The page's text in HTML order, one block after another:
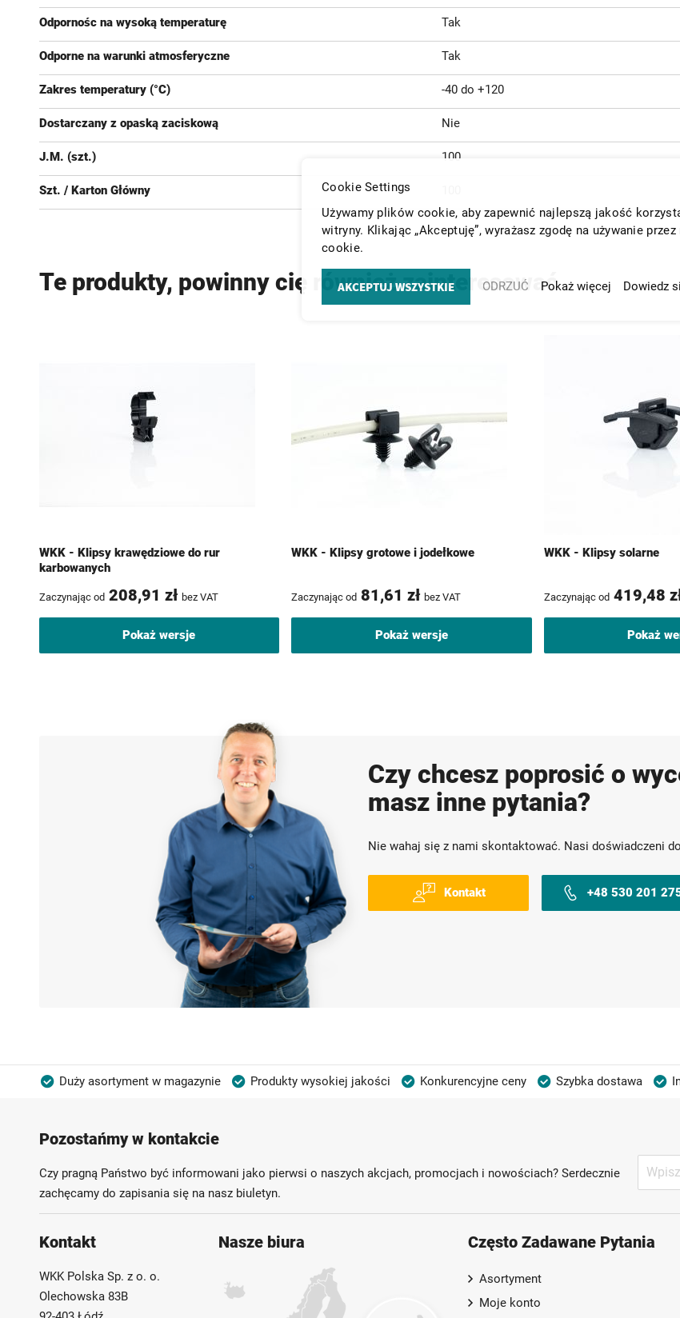
Odpornośc na wysoką temperaturę Tak
Odporne na warunki atmosferyczne Tak
Zakres temperatury (°C) -40 do +120
Dostarczany z opaską zaciskową Nie
J.M. (szt.) 100
Szt. / Karton Główny
Te produkty, powinny cię również zainteresować
WKK - Klipsy krawędziowe do rur
karbowanych
Zaczynając od 208,91 zł bez VAT
Pokaż wersje
WKK - Klipsy grotowe i jodełkowe
Zaczynając od 81,61 zł bez VAT
Pokaż wersje
WKK - Klipsy solarne
Zaczynając od 419,48
Pokaż
Czy chcesz poprosić o
masz inne pytania?
Nie wahaj się z nami skontaktować. Nasi doświadczeni
Kontakt +48 530 201
Duży asortyment w magazynie Produkty wysokiej jakości Konkurencyjne ceny Szybka dostawa
Pozostańmy w kontakcie
Czy pragną Państwo być informowani jako pierwsi o naszych akcjach, promocjach i nowościach? Serdecznie
zachęcamy do zapisania się na nasz biuletyn.
nasz
Kontakt
WKK Polska Sp. z o. o.
Olechowska 83B
Nasze biura Często Zadawane Pytania
Asortyment
Moje konto
Cookie Settings
Używamy plików cookie, aby zapewnić najlepszą jakość
witryny. Klikając „Akceptuję”, wyrażasz zgodę na używanie
cookie.
AKCEPTUJ WSZYSTKIE ODRZUĆ Pokaż więcej Dowiedz